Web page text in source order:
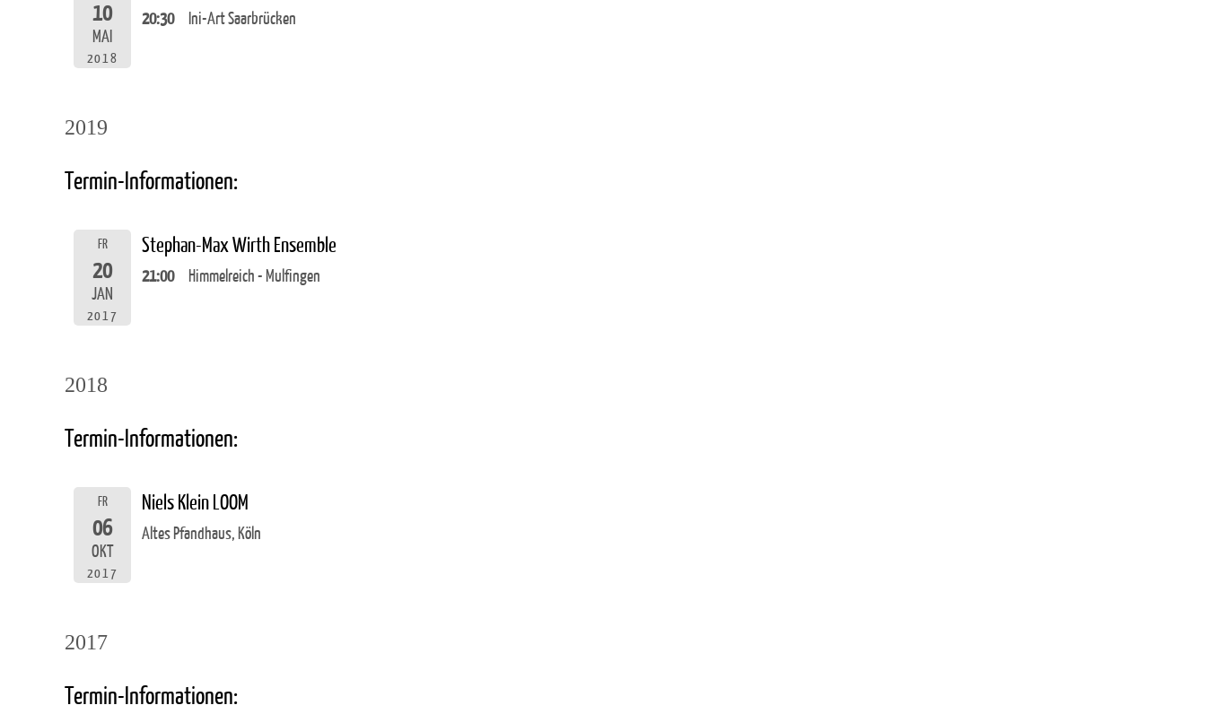
10
MAI
2018
20:30 Ini-Art Saarbrücken
2019
Termin-Informationen:
FR
20
JAN
2017
Stephan-Max Wirth Ensemble
21:00 Himmelreich - Mulfingen
2018
Termin-Informationen:
FR
06
OKT
2017
Niels Klein LOOM
Altes Pfandhaus, Köln
2017
Termin-Informationen: